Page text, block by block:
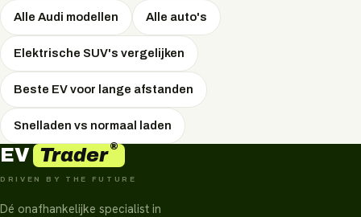
Alle Audi modellen Alle auto's
Elektrische SUV's vergelijken
Beste EV voor lange afstanden
Snelladen vs normaal laden
EV Trader®
DRIVEN BY THE FUTURE
Dé onafhankelijke specialist in